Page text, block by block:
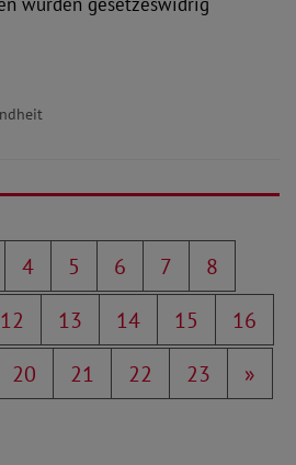
4 5 6 7
8
12 13 14 15
16
20 21 22 23 »